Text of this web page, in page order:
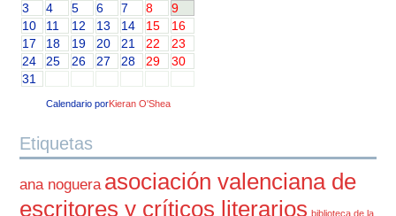
3
4 5 6 7 8
9
10
11 12 13 14 15
16
17
18 19 20 21 22
23
24
25 26 27 28 29
30
31
Calendario porKieran O'Shea
Etiquetas
ana noguera asociación valenciana de
escritores y críticos literarios biblioteca de la